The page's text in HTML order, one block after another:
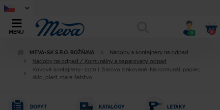
MENU 0 0
MEVA-SK S.R.O. ROŽŇAVA
Nádoby a kontajnery na odpad
Nádoby na odpad / Komunálny a separovaný odpad
Kovové kontajnery- 1100 l, žiarovo zinkované. Na komunál, papier,
sklo, plast, staré šatstvo
DOPYT KATALÓGY LETÁKY